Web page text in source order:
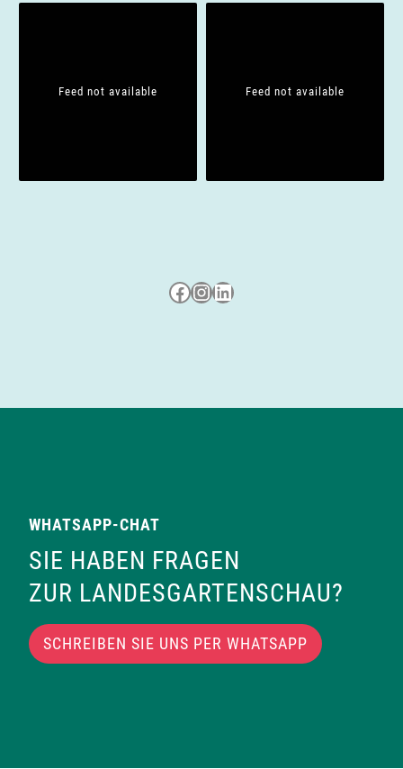
a
Feed not available Feed not available
Besuche uns auf Facebook
Besuche uns auf Instagram
LinkedIn
WHATSAPP-CHAT
SIE HABEN FRAGEN
ZUR LANDESGARTENSCHAU?
SCHREIBEN SIE UNS PER WHATSAPP